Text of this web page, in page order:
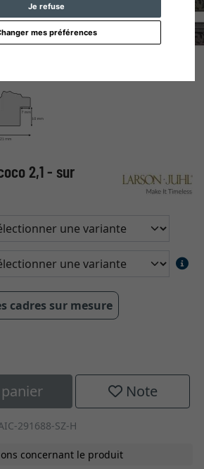
Je refuse
mes préférences
2,1 - sur
cadres sur mesure
Note
291688-SZ-H
concernant le produit